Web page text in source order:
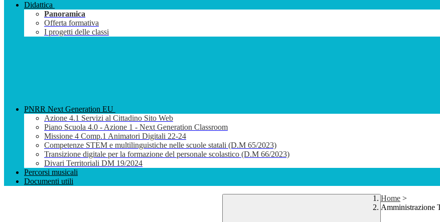
Didattica
Panoramica
Offerta formativa
I progetti delle classi
PNRR Next Generation EU
Azione 4.1 Servizi al Cittadino Sito Web
Piano Scuola 4.0 - Azione 1 - Next Generation Classroom
Missione 4 Comp.1 Animatori Digitali 22-24
Competenze STEM e multilinguistiche nelle scuole statali (D.M 65/2023)
Transizione digitale per la formazione del personale scolastico (D.M 66/2023)
Divari Territoriali DM 19/2024
Percorsi musicali
Documenti utili
Home >
Amministrazione